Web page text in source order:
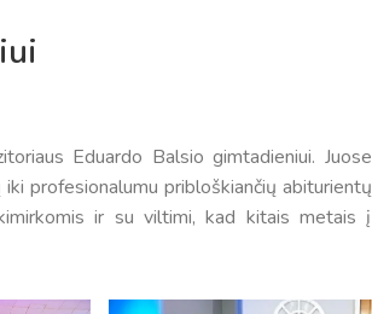
Eduardo Balsio gimtadieniui. Juose
profesionalumu pribloškiančių abiturientų
ir su viltimi, kad kitais metais į